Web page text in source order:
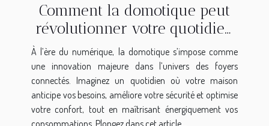
Comment la domotique peut
révolutionner votre quotidien
?
À l’ère du numérique, la domotique s’impose comme
une innovation majeure dans l’univers des foyers
connectés. Imaginez un quotidien où votre maison
anticipe vos besoins, améliore votre sécurité et optimise
votre confort, tout en maîtrisant énergiquement vos
consommations. Plongez dans cet article...